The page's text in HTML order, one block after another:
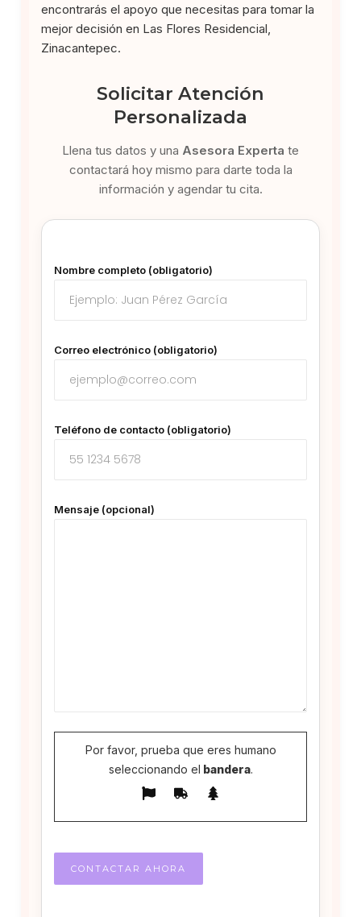
encontrarás el apoyo que necesitas para tomar la
mejor decisión en Las Flores Residencial,
Zinacantepec.
Solicitar Atención
Personalizada
Llena tus datos y una Asesora Experta te
contactará hoy mismo para darte toda la
información y agendar tu cita.
Nombre completo (obligatorio)
Correo electrónico (obligatorio)
Teléfono de contacto (obligatorio)
Mensaje (opcional)
Por favor, prueba que eres humano
seleccionando el bandera.